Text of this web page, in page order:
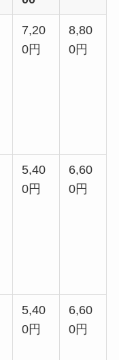
7,20
0円
8,80
0円
5,40
0円
6,60
0円
5,40
0円
6,60
0円